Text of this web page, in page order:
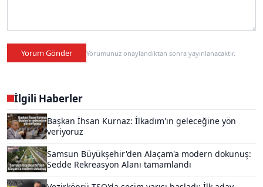
Yorum Gönder Yorumunuz onaylandıktan sonra yayınlanacaktır.
İlgili Haberler
Başkan İhsan Kurnaz: İlkadım'ın geleceğine yön
veriyoruz
Samsun Büyükşehir'den Alaçam'a modern dokunuş:
Sedde Rekreasyon Alanı tamamlandı